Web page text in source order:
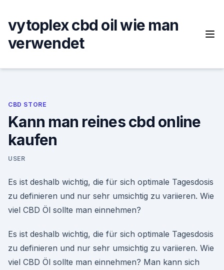
content
vytoplex cbd oil wie man
verwendet
CBD STORE
Kann man reines cbd online
kaufen
USER
Es ist deshalb wichtig, die für sich optimale Tagesdosis
zu definieren und nur sehr umsichtig zu variieren. Wie
viel CBD Öl sollte man einnehmen?
Es ist deshalb wichtig, die für sich optimale Tagesdosis
zu definieren und nur sehr umsichtig zu variieren. Wie
viel CBD Öl sollte man einnehmen? Man kann sich